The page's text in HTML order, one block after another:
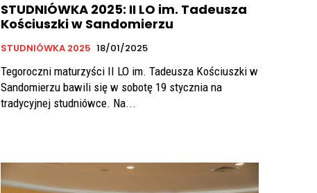
STUDNIÓWKA 2025: II LO im. Tadeusza
Kościuszki w Sandomierzu
STUDNIÓWKA 2025 18/01/2025
Tegoroczni maturzyści II LO im. Tadeusza Kościuszki w
Sandomierzu bawili się w sobotę 19 stycznia na
tradycyjnej studniówce. Na...